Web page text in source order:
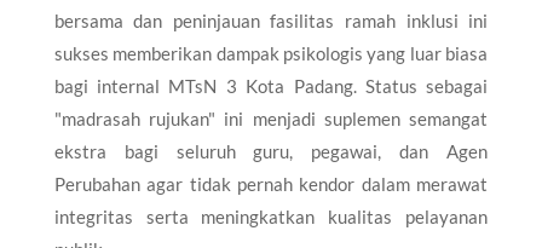
bersama dan peninjauan fasilitas ramah inklusi ini
sukses memberikan dampak psikologis yang luar biasa
bagi internal MTsN 3 Kota Padang. Status sebagai
"madrasah rujukan" ini menjadi suplemen semangat
ekstra bagi seluruh guru, pegawai, dan Agen
Perubahan agar tidak pernah kendor dalam merawat
integritas serta meningkatkan kualitas pelayanan